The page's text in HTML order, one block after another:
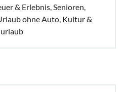
& Erlebnis, Senioren,
ohne Auto, Kultur &